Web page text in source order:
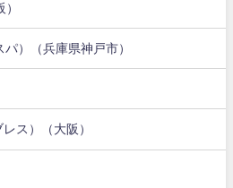
）（兵庫県神戸市）
ス）（大阪）